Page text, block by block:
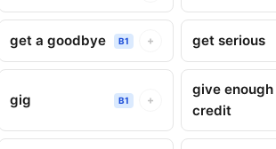
get a goodbye B1 + get serious
gig B1 +
give enough
credit